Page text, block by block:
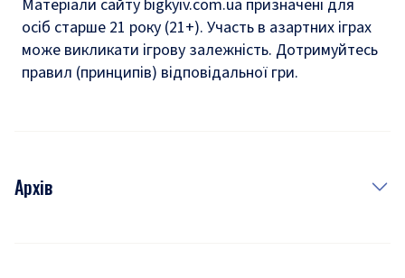
Матеріали сайту bigkyiv.com.ua призначені для
осіб старше 21 року (21+). Участь в азартних іграх
може викликати ігрову залежність. Дотримуйтесь
правил (принципів) відповідальної гри.
Архів